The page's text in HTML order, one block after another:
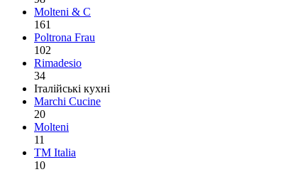
Molteni & C
161
Poltrona Frau
102
Rimadesio
34
Італійські кухні
Marchi Cucine
20
Molteni
11
TM Italia
10